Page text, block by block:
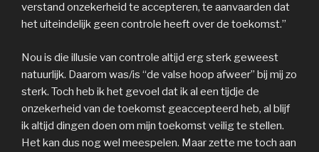
verstand onzekerheid te accepteren, te aanvaarden dat
het uiteindelijk geen controle heeft over de toekomst.”
Nou is die illusie van controle altijd erg sterk geweest
natuurlijk. Daarom was/is “de valse hoop afweer” bij mij zo
sterk. Toch heb ik het gevoel dat ik al een tijdje de
onzekerheid van de toekomst geaccepteerd heb, al blijf
ik altijd dingen doen om mijn toekomst veilig te stellen.
Het kan dus nog wel meespelen. Maar zette me toch aan